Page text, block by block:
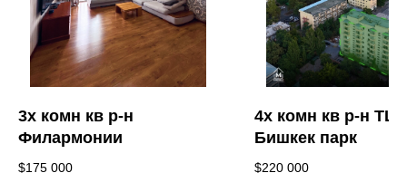
3х комн кв р-н
Филармонии
$175 000
4х комн кв р-н ТЦ
Бишкек парк
$220 000